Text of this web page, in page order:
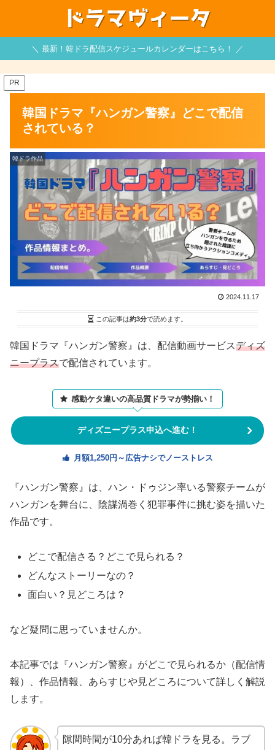
＼ 最新！韓ドラ配信スケジュールカレンダーはこちら！ ／
PR
韓国ドラマ『ハンガン警察』どこで配信
されている？
韓ドラ作品
2024.11.17
この記事は約3分で読めます。
韓国ドラマ『ハンガン警察』は、配信動画サービスディズ
ニープラスで配信されています。
感動ケタ違いの高品質ドラマが勢揃い！
ディズニープラス申込へ進む！
月額1,250円～広告ナシでノーストレス
『ハンガン警察』は、ハン・ドゥジン率いる警察チームが
ハンガンを舞台に、陰謀渦巻く犯罪事件に挑む姿を描いた
作品です。
どこで配信さる？どこで見られる？
どんなストーリーなの？
面白い？見どころは？
など疑問に思っていませんか。
本記事では『ハンガン警察』がどこで見られるか（配信情
報）、作品情報、あらすじや見どころについて詳しく解説
します。
隙間時間が10分あれば韓ドラを見る。ラブ